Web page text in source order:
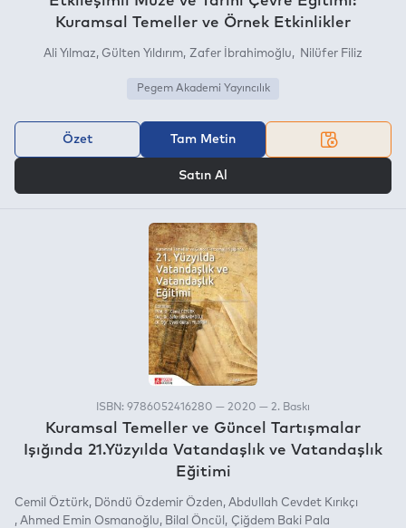
Kuramsal Temeller ve Örnek Etkinlikler
Ali Yılmaz Gülten Yıldırım Zafer İbrahimoğlu Nilüfer Filiz
Pegem Akademi Yayıncılık
Özet Tam Metin
Satın Al
ISBN: 9786052416280 — 2020 — 2. Baskı
Kuramsal Temeller ve Güncel Tartışmalar
Işığında 21.Yüzyılda Vatandaşlık ve Vatandaşlık
Eğitimi
Cemil Öztürk Döndü Özdemir Özden Abdullah Cevdet Kırıkçı
Ahmed Emin Osmanoğlu
Bilal Öncül
Çiğdem Baki Pala